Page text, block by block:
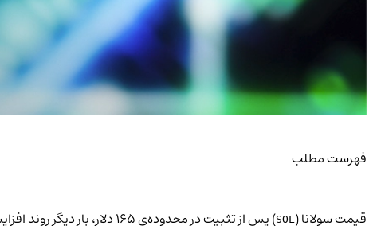
فهرست مطلب
قیمت سولانا ( SOL